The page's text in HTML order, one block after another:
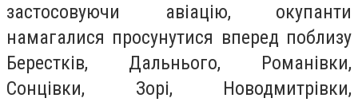
застосовуючи авіацію, окупанти
намагалися просунутися вперед поблизу
Берестків, Дальнього, Романівки,
Сонцівки, Зорі, Новодмитрівки,